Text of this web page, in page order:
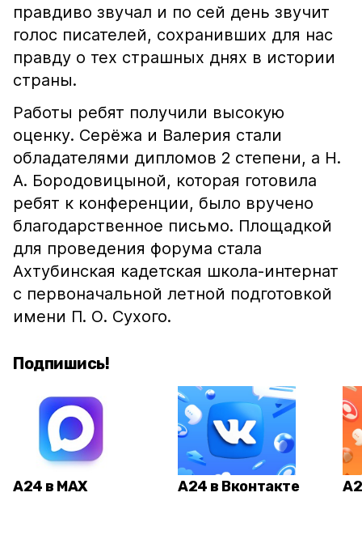
правдиво звучал и по сей день звучит
голос писателей, сохранивших для нас
правду о тех страшных днях в истории
страны.
Работы ребят получили высокую
оценку. Серёжа и Валерия стали
обладателями дипломов 2 степени, а Н.
А. Бородовицыной, которая готовила
ребят к конференции, было вручено
благодарственное письмо. Площадкой
для проведения форума стала
Ахтубинская кадетская школа-интернат
с первоначальной летной подготовкой
имени П. О. Сухого.
Подпишись!
А24 в MAX А24 в Вконтакте